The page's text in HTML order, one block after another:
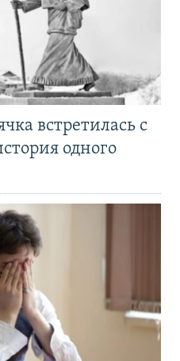
встретилась с
одного